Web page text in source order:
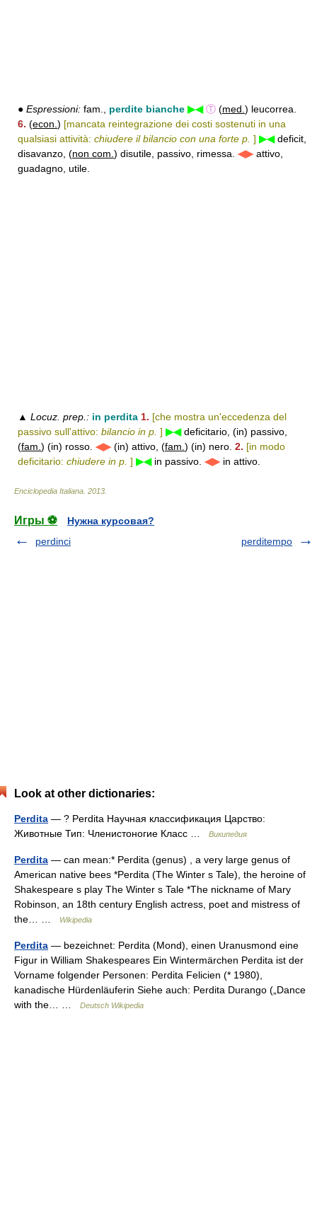
● Espressioni: fam., perdite bianche ▶◀ Ⓣ (med. ) leucorrea.
6. (econ. ) [mancata reintegrazione dei costi sostenuti in una
qualsiasi attività: chiudere il bilancio con una forte p. ] ▶◀deficit,
disavanzo, (non com. ) disutile, passivo, rimessa. ◀▶attivo,
guadagno, utile.
▲ Locuz. prep.: in perdita 1. [che mostra un'eccedenza del
passivo sull'attivo: bilancio in p. ] ▶◀deficitario, (in) passivo,
(fam. ) (in) rosso. ◀▶(in) attivo, (fam. ) (in) nero. 2. [in modo
deficitario: chiudere in p. ] ▶◀in passivo. ◀▶in attivo.
Enciclopedia Italiana 2013
Игры ⚽
Нужна курсовая?
perdinci
perditempo
Look at other dictionaries:
Perdita — ? Perdita Научная классификация Царство:
Животные Тип: Членистоногие Класс …
Википедия
Perdita — can mean:* Perdita (genus) , a very large genus of
American native bees *Perdita (The Winter s Tale), the heroine of
Shakespeare s play The Winter s Tale *The nickname of Mary
Robinson, an 18th century English actress, poet and mistress of
the… …
Wikipedia
Perdita — bezeichnet: Perdita (Mond), einen Uranusmond eine
Figur in William Shakespeares Ein Wintermärchen Perdita ist der
Vorname folgender Personen: Perdita Felicien (* 1980),
kanadische Hürdenläuferin Siehe auch: Perdita Durango („Dance
with the… …
Deutsch Wikipedia